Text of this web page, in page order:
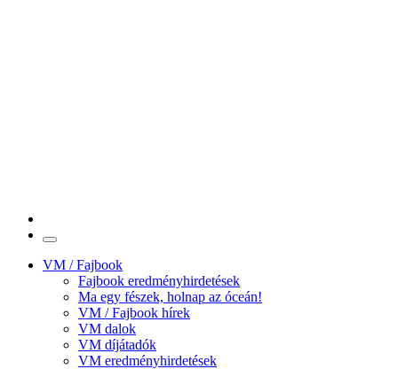
VM / Fajbook
Fajbook eredményhirdetések
Ma egy fészek, holnap az óceán!
VM / Fajbook hírek
VM dalok
VM díjátadók
VM eredményhirdetések